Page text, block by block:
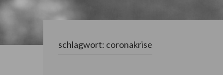
schlagwort: coronakrise